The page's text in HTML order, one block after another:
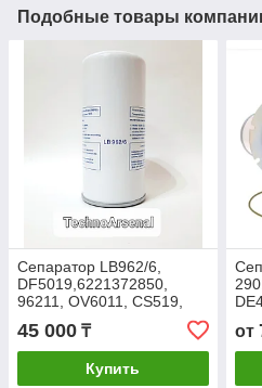
Подобные товары
Сепаратор LB962/6,
DF5019,6221372850,
96211, OV6011, CS519,
2200640593, 640593,
LB962/22, NS002150
45 000 ₸
Купить
от